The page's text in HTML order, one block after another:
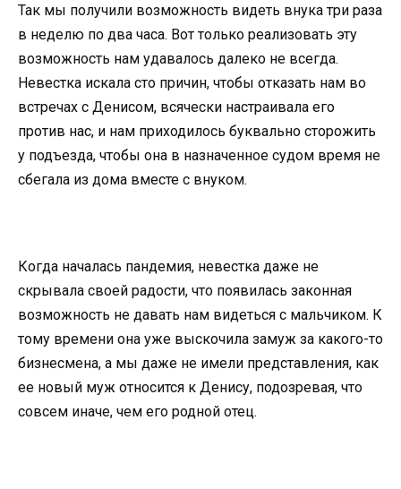
Так мы получили возможность видеть внука три раза
в неделю по два часа. Вот только реализовать эту
возможность нам удавалось далеко не всегда.
Невестка искала сто причин, чтобы отказать нам во
встречах с Денисом, всячески настраивала его
против нас, и нам приходилось буквально сторожить
у подъезда, чтобы она в назначенное судом время не
сбегала из дома вместе с внуком.
Когда началась пандемия, невестка даже не
скрывала своей радости, что появилась законная
возможность не давать нам видеться с мальчиком. К
тому времени она уже выскочила замуж за какого-то
бизнесмена, а мы даже не имели представления, как
ее новый муж относится к Денису, подозревая, что
совсем иначе, чем его родной отец.